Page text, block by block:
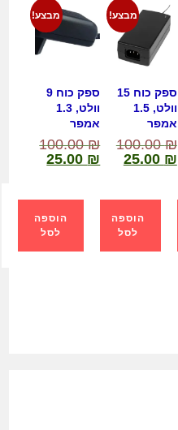
מבצע!
ספק כוח 15
וולט, 1.5
אמפר
100.00₪
25.00 ₪
הוספה
לסל
מבצע!
ספק כוח 9
וולט, 1.3
אמפר
100.00₪
25.00 ₪
הוספה
לסל